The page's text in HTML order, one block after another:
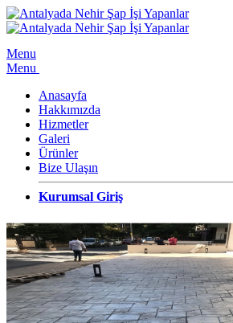
Menu
Menu
Anasayfa
Hakkımızda
Hizmetler
Galeri
Ürünler
Bize Ulaşın
Kurumsal Giriş